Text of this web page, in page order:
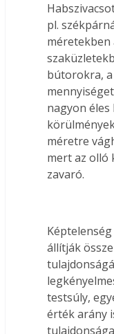
pl.
méretekben
bútorokra,
nagyon
méretre
mert az olló
zavaró.
állítják
testsúly,
érték arány